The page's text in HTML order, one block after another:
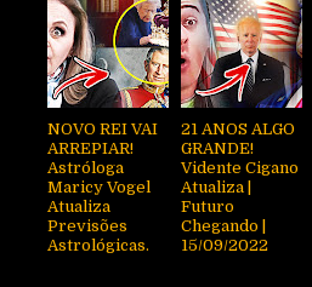
NOVO REI VAI
ARREPIAR!
Astróloga
Maricy Vogel
Atualiza
Previsões
Astrológicas.
21 ANOS ALGO
GRANDE!
Vidente Cigano
Atualiza |
Futuro
Chegando |
15/09/2022